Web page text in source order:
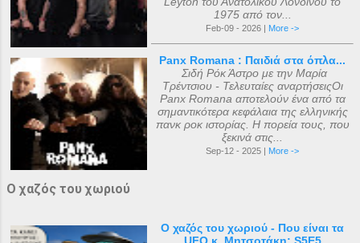
1975 από τον...
Feb-09 - 2026 | More ->
Panx Romana : Παιδιά στα όπλα...
Σιδή Ρόκ Άστρο με την Μαρία
Τρέντσιου - Τελευταίες αναρτήσειςΟι
Panx Romana αποτελούν ένα από τα
σημαντικότερα κεφάλαια της ελληνικής
πανκ ροκ ιστορίας. Η πορεία τους, που
ξεκινά στις...
Sep-12 - 2025 | More ->
Ο χαζός του χωριού
Ο χαζός του χωριού - Που είναι τα